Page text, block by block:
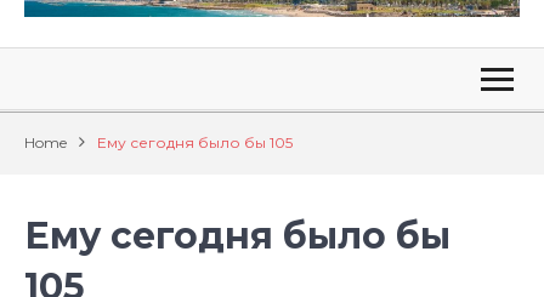
Home Ему сегодня было бы 105
Ему сегодня было бы
105